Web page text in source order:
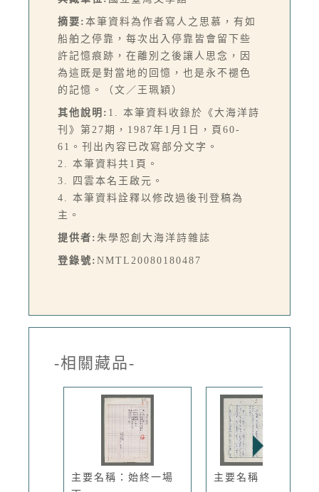
摘要: 本筆資料為作者寫人之思慕，有如
船舶之停靠，每次出入停靠皆會留下些
許記憶痕跡，在離別之後讓人思念，因
為這既是對當地的回憶，也是永不褪色
的記憶。（文／王珮穎）
其他說明: 1. 本筆資料收錄於《大海洋詩
刊》第27期，1987年1月1日，頁60-
61。刊出內容已改寫部分文字。
2. 本筆資料共1頁。
3. 四雲本名王啟元。
4. 本筆資料詮釋以修改過後刊登稿為
主。
提供者: 朱學恕創大海洋詩雜誌
登錄號: NMTL20080180487
-相關藏品-
主要名稱：始終一場
主要名稱：微塵集